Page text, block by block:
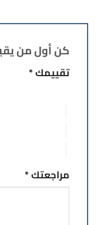
كن أول من
تقييمك*
مراجعتك*